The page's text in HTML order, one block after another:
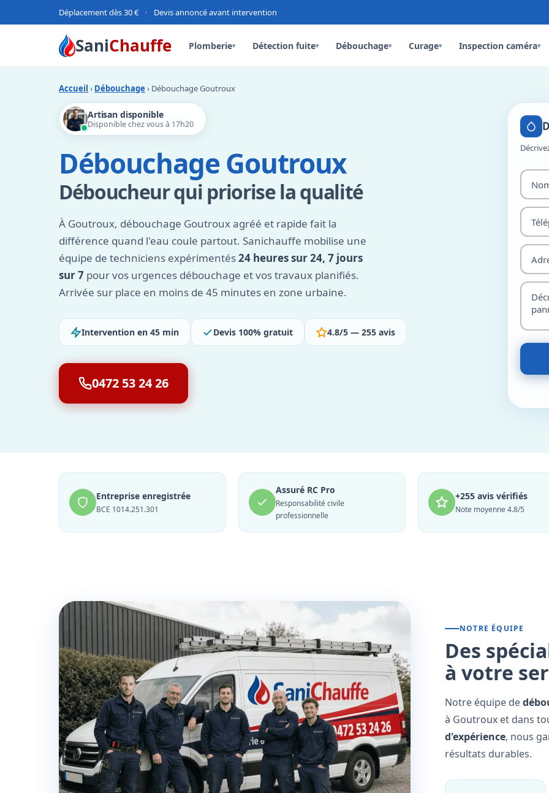
Déplacement dès 30 € • Devis annoncé avant intervention
SaniChauffe Plomberie▾ Détection fuite▾ Débouchage▾ Curage▾ Inspection caméra▾
Accueil › Débouchage › Débouchage Goutroux
Artisan disponible
Disponible chez vous à 17h20
Débouchage Goutroux
Déboucheur qui priorise la qualité
À Goutroux, débouchage Goutroux agréé et rapide fait la
différence quand l'eau coule partout. Sanichauffe mobilise une
équipe de techniciens expérimentés24 heures sur 24, 7 jours
sur 7 pour vos urgences débouchage et vos travaux planifiés.
Arrivée sur place en moins de 45 minutes en zone urbaine.
Intervention en 45 min Devis 100% gratuit 4.8/5 — 255 avis
0472 53 24 26
Entreprise enregistrée
BCE 1014.251.301
Assuré RC Pro
Responsabilité civile
professionnelle
+255 avis vérifiés
Note moyenne 4.8/5
NOTRE ÉQUIPE
Des
à votre
Notre équipe de
à Goutroux et dans
d'expérience, nous
résultats durables.